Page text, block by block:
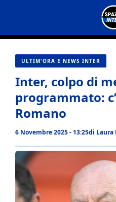
contenuto
ULTIM'ORA E NEWS INTER
Inter, colpo di
programmato:
Romano
6 Novembre 2025 - 13:25di Laura